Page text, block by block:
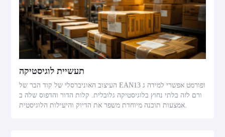
תעשיית לוגיסטיקה
העיצוב האוניברסלי של קוד הבר של EAN13 ופורמט אפשרי למידה ג
ורם לזה בלתי נחוץ בלוגיסטיקה גלובלית. קלות הדור והדפוס שלה ב
אמצעות תוכנה מיוחדת משפר את הדיוק והיעילות הלוגיסטית.